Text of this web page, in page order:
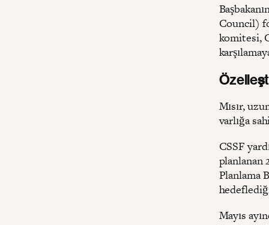
Council)
komitesi,
Mısır,
varlığa
CSSF
planlanan
Planlama
Mayıs